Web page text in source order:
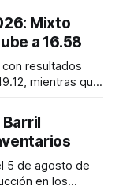
Mixto
a 16.58
resultados
mientras que
marcada
gracias a
5 de agosto de
en los